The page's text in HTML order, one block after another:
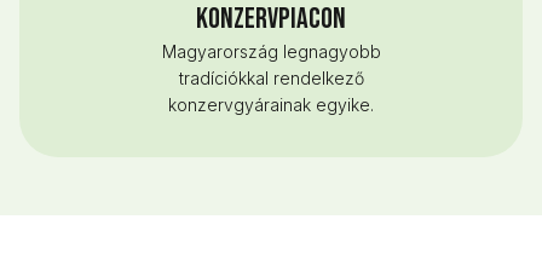
konzervpiacon
Magyarország legnagyobb
tradíciókkal rendelkező
konzervgyárainak egyike.